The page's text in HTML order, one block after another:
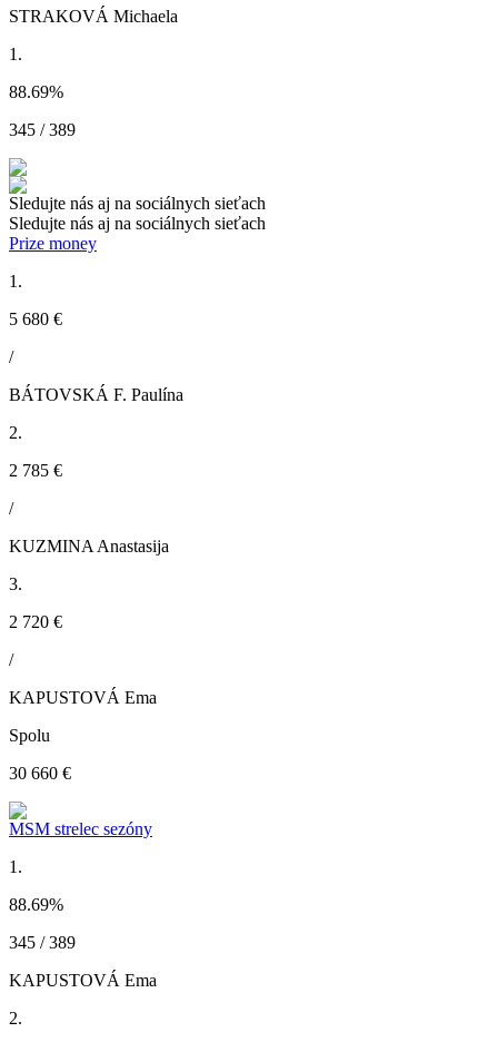
STRAKOVÁ Michaela
1.
88.69%
345 / 389
Sledujte nás aj na sociálnych sieťach
Sledujte nás aj na sociálnych sieťach
Prize money
1.
5 680 €
/
BÁTOVSKÁ F. Paulína
2.
2 785 €
/
KUZMINA Anastasija
3.
2 720 €
/
KAPUSTOVÁ Ema
Spolu
30 660 €
MSM strelec sezóny
1.
88.69%
345 / 389
KAPUSTOVÁ Ema
2.